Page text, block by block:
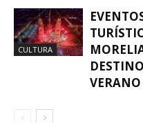
CULTURA
VERANO